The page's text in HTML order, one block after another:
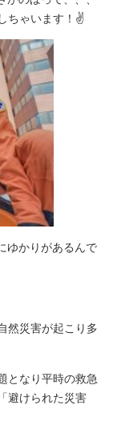
ちゃいます！✌
ゆかりがあるんで
然災害が起こり多
となり平時の救急
避けられた災害